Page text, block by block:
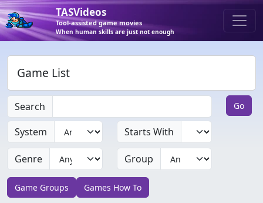
TASVideos
Tool-assisted game movies
When human skills are just not enough
Game List
Search Go
System Starts With
Genre Group
Game Groups Games How To